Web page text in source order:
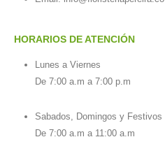
HORARIOS DE ATENCIÓN
Lunes a Viernes
De 7:00 a.m a 7:00 p.m
Sabados, Domingos y Festivos
De 7:00 a.m a 11:00 a.m